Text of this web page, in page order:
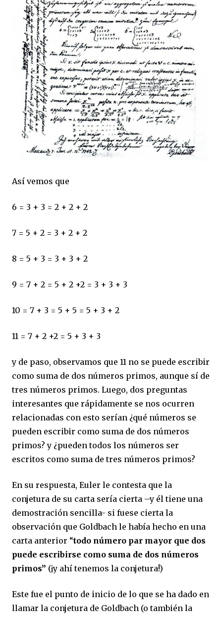
Así vemos que
6 = 3 + 3 = 2 + 2 + 2
7 = 5 + 2 = 3 + 2 + 2
8 = 5 + 3 = 3 + 3 + 2
9 = 7 + 2 = 5 + 2 +2 = 3 + 3 + 3
10 = 7 + 3 = 5 + 5 = 5 + 3 + 2
11 = 7 + 2 +2 = 5 + 3 + 3
y de paso, observamos que 11 no se puede escribir
como suma de dos números primos, aunque sí de
tres números primos. Luego, dos preguntas
interesantes que rápidamente se nos ocurren
relacionadas con esto serían ¿qué números se
pueden escribir como suma de dos números
primos? y ¿pueden todos los números ser
escritos como suma de tres números primos?
En su respuesta, Euler le contesta que la
conjetura de su carta sería cierta –y él tiene una
demostración sencilla- si fuese cierta la
observación que Goldbach le había hecho en una
carta anterior “todo número par mayor que dos
puede escribirse como suma de dos números
primos” (¡y ahí tenemos la conjetura!)
Este fue el punto de inicio de lo que se ha dado en
llamar la conjetura de Goldbach (o también la